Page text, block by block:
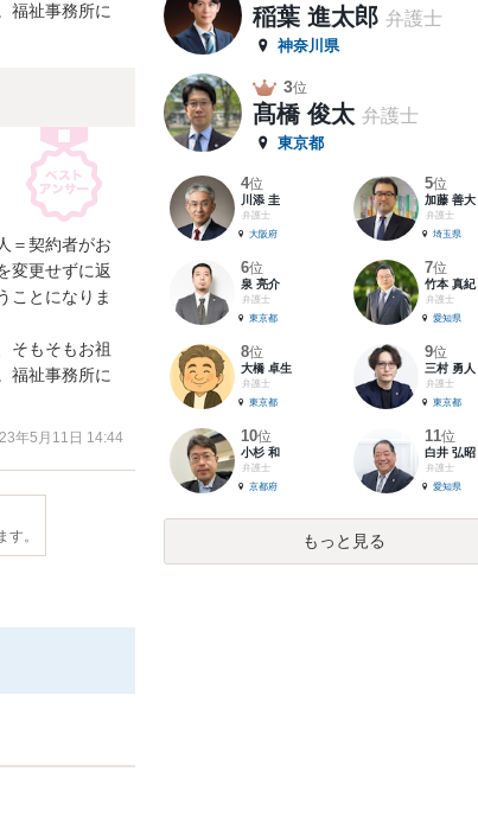
福祉事務所に
＝契約者がお
変更せずに返
ことになりま
そもそもお祖
福祉事務所に
年5月11日 14:44
。
稲葉 進太郎 弁護士
神奈川県
3位
髙橋 俊太 弁護士
東京都
4位
川添 圭
弁護士
大阪府
5位
加藤 善大
弁護士
埼玉県
6位
泉 亮介
弁護士
東京都
7位
竹本 真紀
弁護士
愛知県
8位
大橋 卓生
弁護士
東京都
9位
三村 勇人
弁護士
東京都
10位
小杉 和
弁護士
京都府
11位
白井 弘昭
弁護士
愛知県
もっと見る